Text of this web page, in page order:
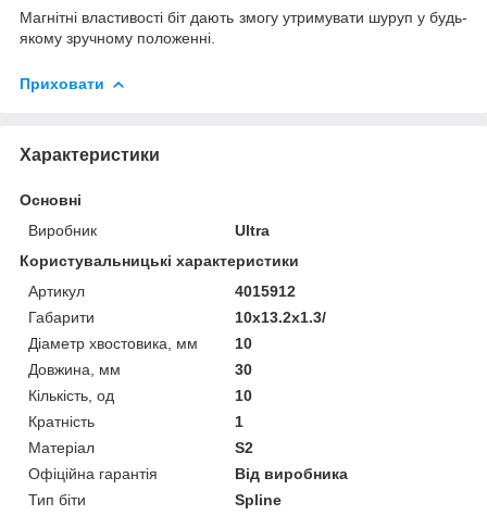
Магнітні властивості біт дають змогу утримувати шуруп у будь-
якому зручному положенні.
Приховати
Характеристики
Основні
Виробник
Ultra
Користувальницькі характеристики
Артикул
4015912
Габарити
10x13.2x1.3/
Діаметр хвостовика, мм
10
Довжина, мм
30
Кількість, од
10
Кратність
1
Матеріал
S2
Офіційна гарантія
Від виробника
Тип біти
Spline